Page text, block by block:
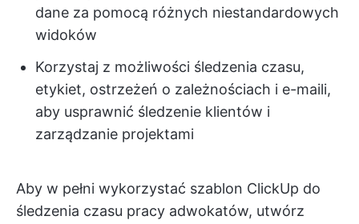
dane za pomocą różnych niestandardowych
widoków
Korzystaj z możliwości śledzenia czasu,
etykiet, ostrzeżeń o zależnościach i e-maili,
aby usprawnić śledzenie klientów i
zarządzanie projektami
Aby w pełni wykorzystać szablon ClickUp do
śledzenia czasu pracy adwokatów, utwórz